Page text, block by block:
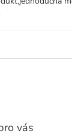
vás